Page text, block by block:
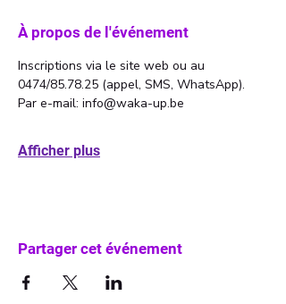
À propos de l'événement
Inscriptions via le site web ou au
0474/85.78.25 (appel, SMS, WhatsApp).
Par e-mail: info@waka-up.be
Afficher plus
Partager cet événement